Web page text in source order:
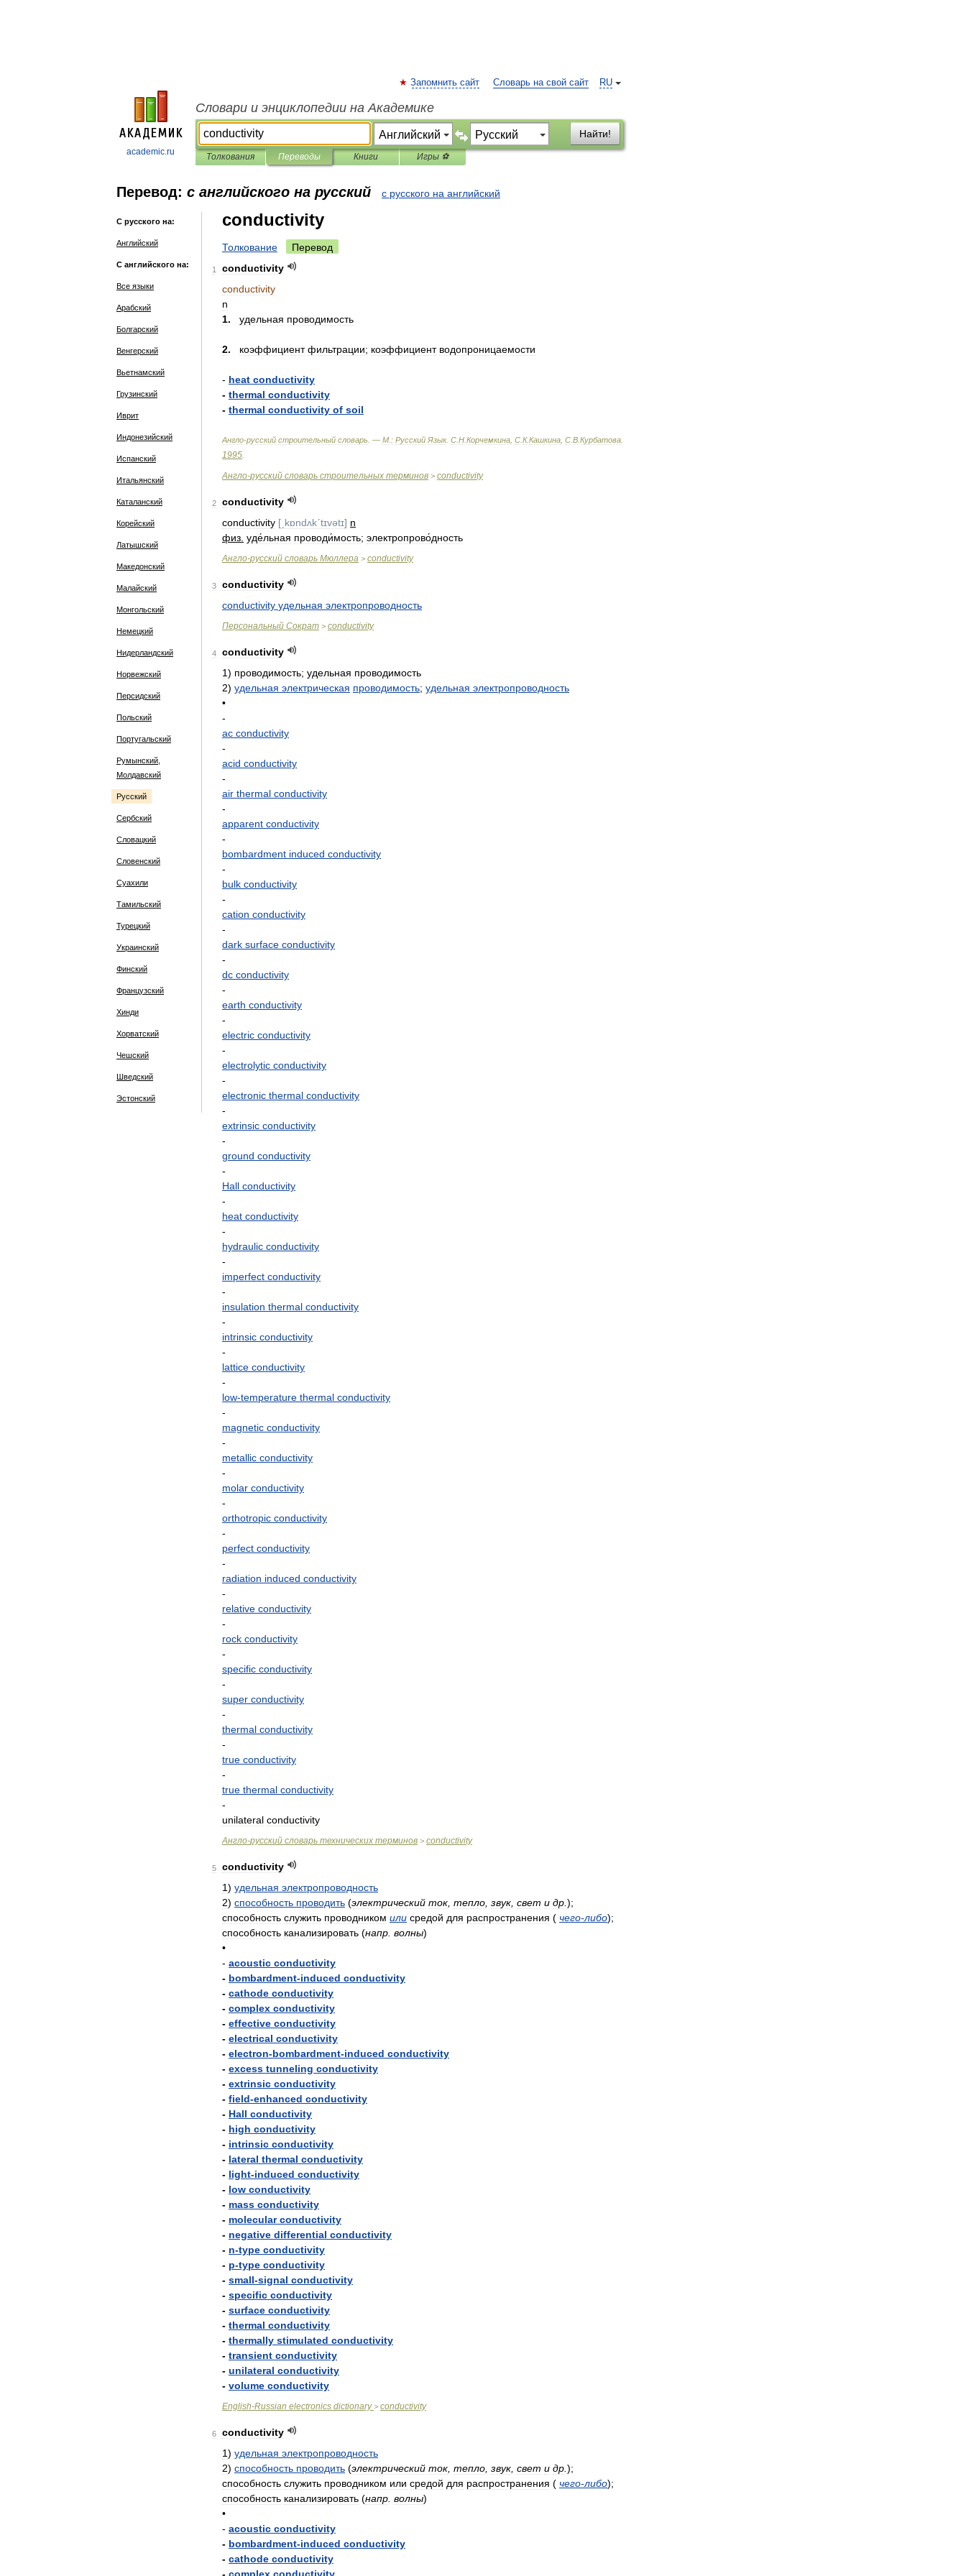
academic.ru
RU
Запомнить сайт Словарь на свой сайт
Словари и энциклопедии на Академике
Найти!
Толкования Переводы Книги Игры ⚽
Перевод: с английского на русский с русского на английский
С русского на:
Английский
С английского на:
Все языки
Арабский
Болгарский
Венгерский
Вьетнамский
Грузинский
Иврит
Индонезийский
Испанский
Итальянский
Каталанский
Корейский
Латышский
Македонский
Малайский
Монгольский
Немецкий
Нидерландский
Норвежский
Персидский
Польский
Португальский
Румынский,
Молдавский
Русский
Сербский
Словацкий
Словенский
Суахили
Тамильский
Турецкий
Украинский
Финский
Французский
Хинди
Хорватский
Чешский
Шведский
Эстонский
conductivity
Толкование Перевод
1
conductivity
conductivity
n
1. удельная проводимость
2. коэффициент фильтрации; коэффициент водопроницаемости
- heat conductivity
- thermal conductivity
- thermal conductivity of soil
Англо-русский строительный словарь . — М : Русский Язык. С Н Корчемкина С К.Кашкина С В Курбатова
1995
Англо-русский словарь строительных терминов > conductivity
2
conductivity
conductivity [ ˏkɒndʌkˊtɪvətɪ] n
физ уде́льная проводи́мость; электропрово́дность
Англо-русский словарь Мюллера > conductivity
3
conductivity
conductivity удельная электропроводность
Персональный Сократ > conductivity
4
conductivity
1) проводимость; удельная проводимость
2) удельная электрическая проводимость; удельная электропроводность
•
-
ac conductivity
-
acid conductivity
-
air thermal conductivity
-
apparent conductivity
-
bombardment induced conductivity
-
bulk conductivity
-
cation conductivity
-
dark surface conductivity
-
dc conductivity
-
earth conductivity
-
electric conductivity
-
electrolytic conductivity
-
electronic thermal conductivity
-
extrinsic conductivity
-
ground conductivity
-
Hall conductivity
-
heat conductivity
-
hydraulic conductivity
-
imperfect conductivity
-
insulation thermal conductivity
-
intrinsic conductivity
-
lattice conductivity
-
low-temperature thermal conductivity
-
magnetic conductivity
-
metallic conductivity
-
molar conductivity
-
orthotropic conductivity
-
perfect conductivity
-
radiation induced conductivity
-
relative conductivity
-
rock conductivity
-
specific conductivity
-
super conductivity
-
thermal conductivity
-
true conductivity
-
true thermal conductivity
-
unilateral conductivity
Англо-русский словарь технических терминов > conductivity
5
conductivity
1) удельная электропроводность
2) способность проводить (электрический ток тепло звук свет и др );
способность служить проводником или средой для распространения ( чего-либо);
способность канализировать (напр волны)
•
- acoustic conductivity
- bombardment-induced conductivity
- cathode conductivity
- complex conductivity
- effective conductivity
- electrical conductivity
- electron-bombardment-induced conductivity
- excess tunneling conductivity
- extrinsic conductivity
- field-enhanced conductivity
- Hall conductivity
- high conductivity
- intrinsic conductivity
- lateral thermal conductivity
- light-induced conductivity
- low conductivity
- mass conductivity
- molecular conductivity
- negative differential conductivity
- n-type conductivity
- p-type conductivity
- small-signal conductivity
- specific conductivity
- surface conductivity
- thermal conductivity
- thermally stimulated conductivity
- transient conductivity
- unilateral conductivity
- volume conductivity
English-Russian electronics dictionary > conductivity
6
conductivity
1) удельная электропроводность
2) способность проводить (электрический ток тепло звук свет и др );
способность служить проводником или средой для распространения ( чего-либо);
способность канализировать (напр волны)
•
- acoustic conductivity
- bombardment-induced conductivity
- cathode conductivity